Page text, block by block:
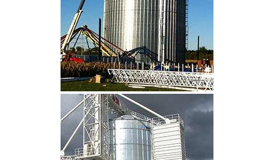
CLIQUEZ POUR AGRANDIR